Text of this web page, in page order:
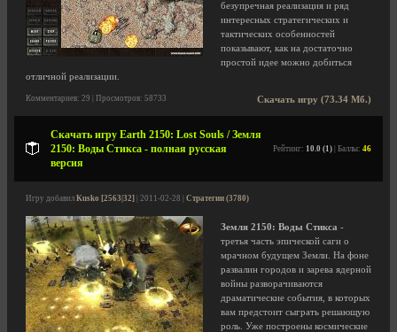
безупречная реализация и ряд
интересных стратегических и
тактических особенностей
показывают, как на достаточно
простой идее можно добиться
отличной реализации.
Скачать игру (73.34 Мб.)
Комментариев: 29 | Просмотров: 58733
Скачать игру Earth 2150: Lost Souls / Земля
2150: Воды Стикса - полная русская
версия
Рейтинг: 10.0 (1) | Баллы: 46
Игру добавил Kusko [2563|32] | 2011-02-28 | Стратегии (3780)
Земля 2150: Воды Стикса -
третья часть эпической саги о
мрачном будущем Земли. На фоне
развалин городов и зарева ядерной
войны разворачиваются
драматические события, в которых
вам предстоит сыграть решающую
роль. Уже построены космические